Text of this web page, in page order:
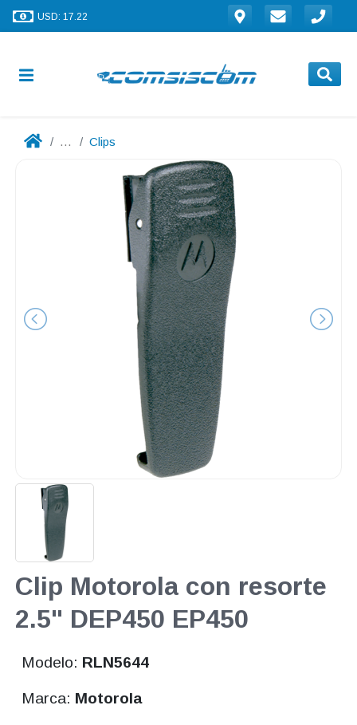
USD: 17.22
... Clips
Clip Motorola con resorte
2.5" DEP450 EP450
Modelo: RLN5644
Marca: Motorola